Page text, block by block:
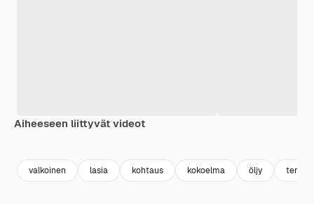
Aiheeseen liittyvät videot
valkoinen lasia kohtaus kokoelma öljy